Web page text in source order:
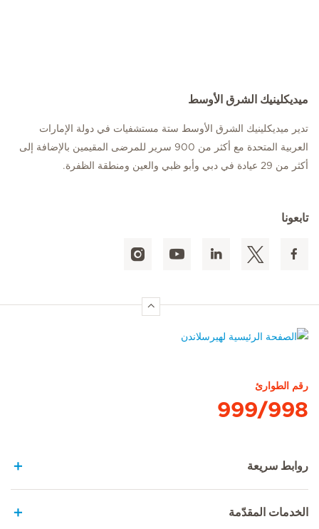
ميديكلينيك الشرق الأوسط
تدير ميديكلينيك الشرق الأوسط ستة مستشفيات في دولة الإمارات
العربية المتحدة مع أكثر من 900 سرير للمرضى المقيمين بالإضافة إلى
أكثر من 29 عيادة في دبي وأبو ظبي والعين ومنطقة الظفرة.
تابعونا
رقم الطوارئ
999/998
روابط سريعة
الخدمات المقدّمة